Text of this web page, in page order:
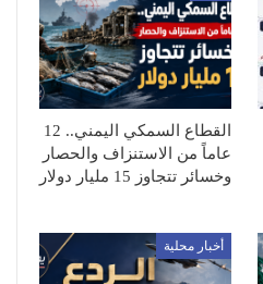
القطاع السمكي اليمني.. 12
عاماً من الاستنزاف والحصار
وخسائر تتجاوز 15 مليار دولار
أخبار محلية